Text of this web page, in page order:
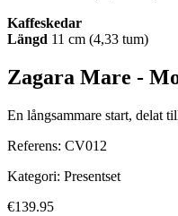
Kaffeskedar
Längd 11 cm (4,33 tum)
Zagara Mare -
En långsammare start, delat
Referens: CV012
Kategori: Presentset
€139.95